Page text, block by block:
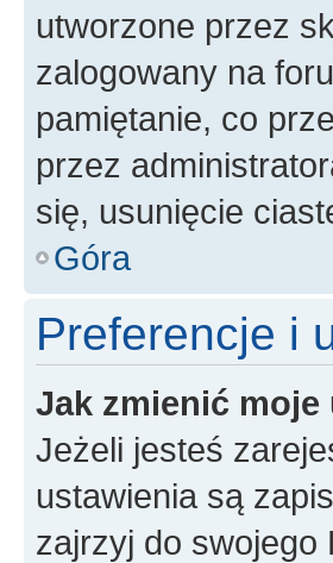
utworzone przez
zalogowany na
pamiętanie, co
przez
się, usunięcie
Góra
Preferencje i
Jak zmienić moje
Jeżeli jesteś
ustawienia są
zajrzyj do swojego